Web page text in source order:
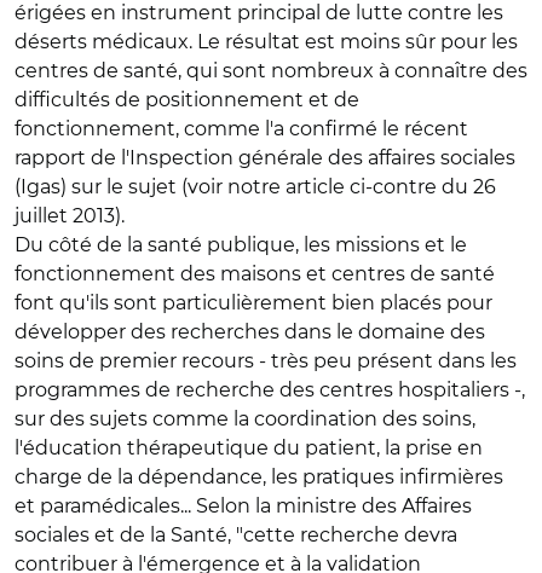
érigées en instrument principal de lutte contre les
déserts médicaux. Le résultat est moins sûr pour les
centres de santé, qui sont nombreux à connaître des
difficultés de positionnement et de
fonctionnement, comme l'a confirmé le récent
rapport de l'Inspection générale des affaires sociales
(Igas) sur le sujet (voir notre article ci-contre du 26
juillet 2013).
Du côté de la santé publique, les missions et le
fonctionnement des maisons et centres de santé
font qu'ils sont particulièrement bien placés pour
développer des recherches dans le domaine des
soins de premier recours - très peu présent dans les
programmes de recherche des centres hospitaliers -,
sur des sujets comme la coordination des soins,
l'éducation thérapeutique du patient, la prise en
charge de la dépendance, les pratiques infirmières
et paramédicales... Selon la ministre des Affaires
sociales et de la Santé, "cette recherche devra
contribuer à l'émergence et à la validation